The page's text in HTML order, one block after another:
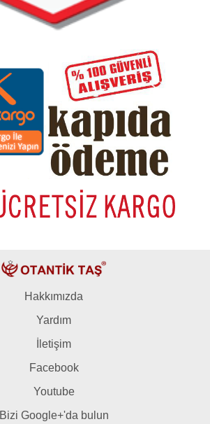
Hakkımızda
Yardım
İletişim
Facebook
Youtube
Bizi Google+'da bulun